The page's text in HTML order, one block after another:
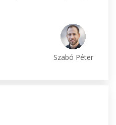
Szabó Péter